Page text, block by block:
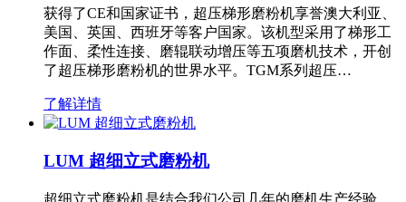
获得了CE和国家证书，超压梯形磨粉机享誉澳大利亚、
美国、英国、西班牙等客户国家。该机型采用了梯形工
作面、柔性连接、磨辊联动增压等五项磨机技术，开创
了超压梯形磨粉机的世界水平。TGM系列超压…
了解详情
LUM 超细立式磨粉机
超细立式磨粉机是结合我们公司几年的磨机生产经验，